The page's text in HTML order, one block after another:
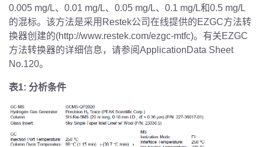
0.005 mg/L、 0.01 mg/L、 0.05 mg/L、 0.1 mg/L和0.5 mg/L
的混标。该方法是采用 Restek公司在线提供的EZGC方法转
换器创建的(http://www.restek.com/ezgc-mtfc)。 有关EZGC
方法转换器的详细信息，请参阅ApplicationData Sheet
No.120。
表1: 分析条件